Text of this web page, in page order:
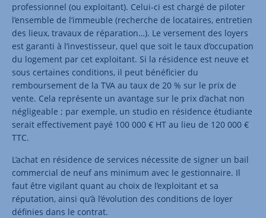
professionnel (ou exploitant). Celui-ci est chargé de piloter
l’ensemble de l’immeuble (recherche de locataires, entretien
des lieux, travaux de réparation…). Le versement des loyers
est garanti à l’investisseur, quel que soit le taux d’occupation
du logement par cet exploitant. Si la résidence est neuve et
sous certaines conditions, il peut bénéficier du
remboursement de la TVA au taux de 20 % sur le prix de
vente. Cela représente un avantage sur le prix d’achat non
négligeable ; par exemple, un studio en résidence étudiante
serait effectivement payé 100 000 € HT au lieu de 120 000 €
TTC.
L’achat en résidence de services nécessite de signer un bail
commercial de neuf ans minimum avec le gestionnaire. Il
faut être vigilant quant au choix de l’exploitant et sa
réputation, ainsi qu’à l’évolution des conditions de loyer
définies dans le contrat.